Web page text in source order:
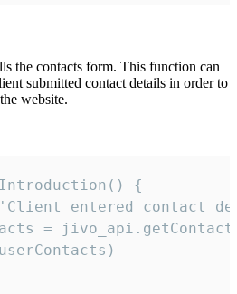
the contacts form. This function can
submitted contact details in order to
website.
{
entered contact
=